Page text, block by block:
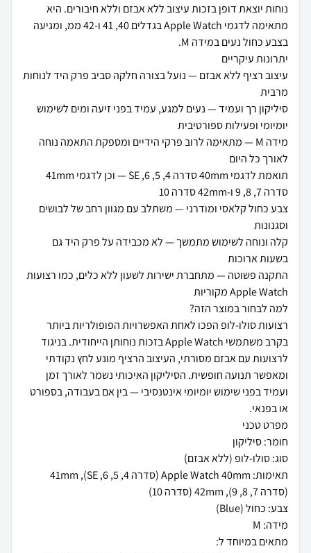
נוחות יוצאת דופן בזכות עיצוב ללא אבזם וללא חיבורים. היא
מתאימה לדגמי Apple Watch בגדלים 40, 41 ו-42 ממ, ומגיעה
עיצוב רציף ללא אבזם — נועל בצורה חלקה סביב פרק היד לנוחות
סיליקון רך ועמיד — נעים למגע, עמיד בפני זיעה ומים לשימוש
מידה M — מתאימה לרוב פרקי הידיים ומספקת התאמה נוחה
תואמת לדגמי 40mm סדרה 4, 5, 6, SE — וכן לדגמי 41mm
צבע כחול קלאסי ומודרני — משתלב עם מגוון רחב של לבושים
קלה ונוחה לשימוש מתמשך — לא מכבידה על פרק היד גם
התקנה פשוטה — מתחברת ישירות לשעון ללא כלים, כמו רצועות
רצועות סולו-לופ הפכו לאחת האפשרויות הפופולריות ביותר
בקרב משתמשי Apple Watch בזכות נוחותן הייחודית. בניגוד
לרצועות עם אבזם מסורתי, העיצוב הרציף מונע לחץ נקודתי
ומאפשר תנועה חופשית. הסיליקון האיכותי נשמר לאורך זמן
ועמיד בפני שימוש יומיומי אינטנסיבי — בין אם בעבודה, בספורט
תאימות: Apple Watch 40mm (סדרה 4, 5, 6, SE), 41mm